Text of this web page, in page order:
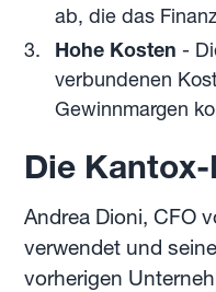
ab, die das
Hohe Kosten -
verbundenen
Gewinnmargen
Die
Andrea Dioni, CFO
verwendet und
vorherigen